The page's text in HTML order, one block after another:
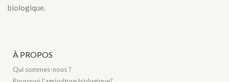
biologique.
À PROPOS
Qui sommes-nous ?